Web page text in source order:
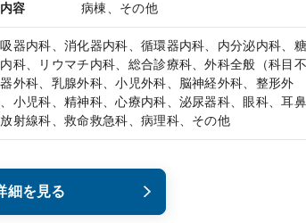
容 病棟、その他
器内科、消化器内科、循環器内科、内分泌内科、糖
科、リウマチ内科、総合診療科、外科全般（科目不
外科、乳腺外科、小児外科、脳神経外科、整形外
小児科、精神科、心療内科、泌尿器科、眼科、耳鼻
射線科、救命救急科、病理科、その他
細を見る